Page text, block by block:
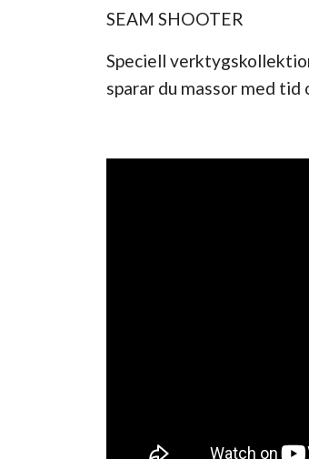
SEAM SHOOTER
Speciell
sparar du massor med tid